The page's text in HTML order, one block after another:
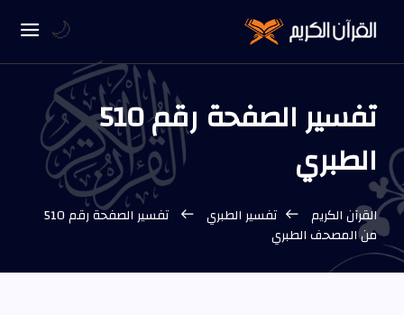
تفسير الصفحة رقم 510
الطبري
القرآن الكريم تفسير الطبري
تفسير الصفحة رقم 510
من المصحف الطبري
🌙